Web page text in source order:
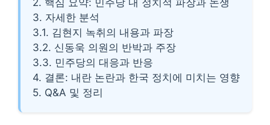
2. 핵심 요약: 민주당 내 정치적 파장과 논쟁
3. 자세한 분석
3.1. 김현지 녹취의 내용과 파장
3.2. 신동욱 의원의 반박과 주장
3.3. 민주당의 대응과 반응
4. 결론: 내란 논란과 한국 정치에 미치는 영향
5. Q&A 및 정리